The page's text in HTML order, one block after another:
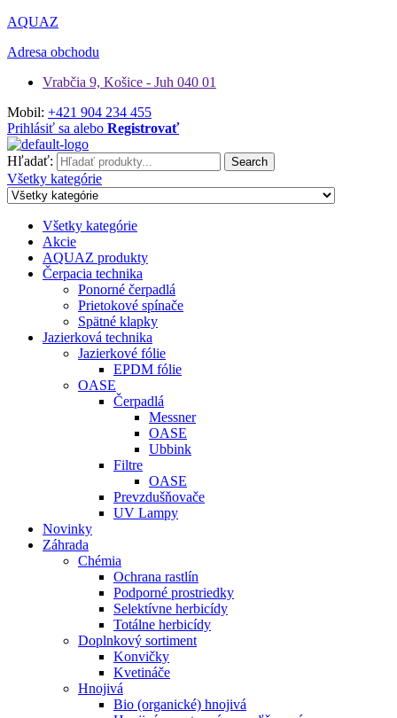
AQUAZ
Adresa obchodu
Vrabčia 9, Košice - Juh 040 01
Mobil: +421 904 234 455
Prihlásiť sa alebo Registrovať
Hľadať: Search
Všetky kategórie
Všetky kategórie
Akcie
AQUAZ produkty
Čerpacia technika
Ponorné čerpadlá
Prietokové spínače
Spätné klapky
Jazierková technika
Jazierkové fólie
EPDM fólie
OASE
Čerpadlá
Messner
OASE
Ubbink
Filtre
OASE
Prevzdušňovače
UV Lampy
Novinky
Záhrada
Chémia
Ochrana rastlín
Podporné prostriedky
Selektívne herbicídy
Totálne herbicídy
Doplnkový sortiment
Konvičky
Kvetináče
Hnojivá
Bio (organické) hnojivá